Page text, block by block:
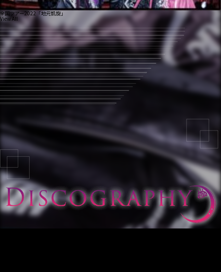
全国ツアー2022「地元凱旋」
View All